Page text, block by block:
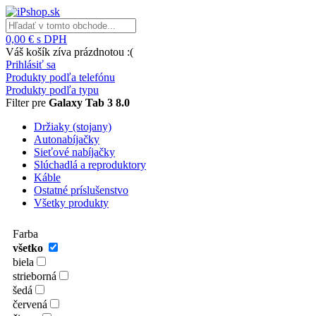
0,00 € s DPH
Váš košík zíva prázdnotou :(
Prihlásiť sa
Produkty podľa telefónu
Produkty podľa typu
Filter pre Galaxy Tab 3 8.0
Držiaky (stojany)
Autonabíjačky
Sieťové nabíjačky
Slúchadlá a reproduktory
Káble
Ostatné príslušenstvo
Všetky produkty
Farba
všetko
biela
strieborná
šedá
červená